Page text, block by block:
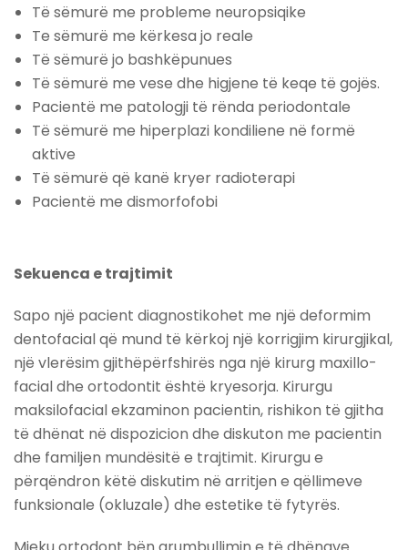
Të sëmurë me probleme neuropsiqike
Te sëmurë me kërkesa jo reale
Të sëmurë jo bashkëpunues
Të sëmurë me vese dhe higjene të keqe të gojës.
Pacientë me patologji të rënda periodontale
Të sëmurë me hiperplazi kondiliene në formë
aktive
Të sëmurë që kanë kryer radioterapi
Pacientë me dismorfofobi
Sekuenca e trajtimit
Sapo një pacient diagnostikohet me një deformim
dentofacial që mund të kërkoj një korrigjim kirurgjikal,
një vlerësim gjithëpërfshirës nga një kirurg maxillo-
facial dhe ortodontit është kryesorja. Kirurgu
maksilofacial ekzaminon pacientin, rishikon të gjitha
të dhënat në dispozicion dhe diskuton me pacientin
dhe familjen mundësitë e trajtimit. Kirurgu e
përqëndron këtë diskutim në arritjen e qëllimeve
funksionale (okluzale) dhe estetike të fytyrës.